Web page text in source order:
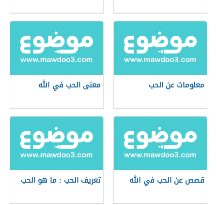
معلومات عن الحب معنى الحب في الله
قصص عن الحب في الله تعريف الحب : ما هو الحب